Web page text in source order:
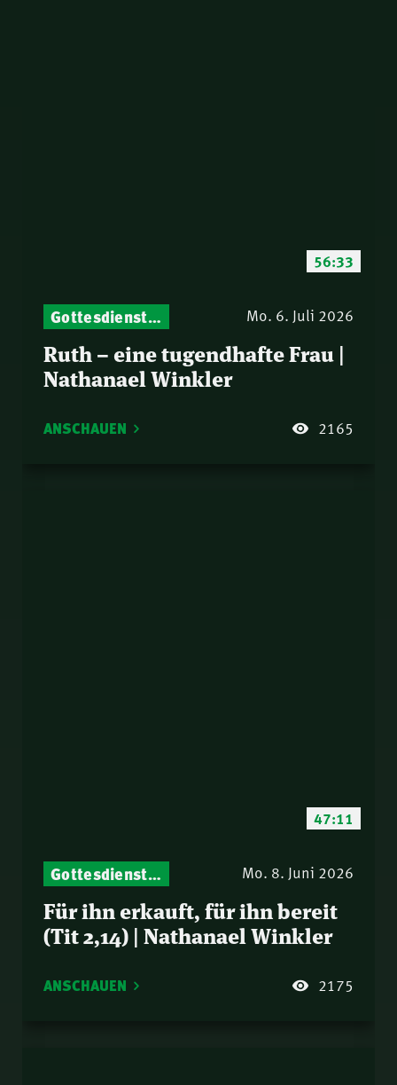
56:33
Gottesdienst-Botschaften – Jeden Sonntag neu: Aktuelle Predigten vom Mitternachtsruf Mo. 6. Juli 2026
Ruth – eine tugendhafte Frau |
Nathanael Winkler
ANSCHAUEN 2165
47:11
Gottesdienst-Botschaften – Jeden Sonntag neu: Aktuelle Predigten vom Mitternachtsruf Mo. 8. Juni 2026
Für ihn erkauft, für ihn bereit
(Tit 2,14) | Nathanael Winkler
ANSCHAUEN 2175